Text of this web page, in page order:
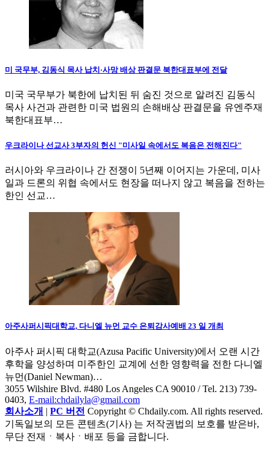
미 국무부, 김동식 목사 납치·사망 배상 판결문 북한대표부에 전달
미국 국무부가 북한에 납치된 뒤 숨진 것으로 알려진 김동식
목사 사건과 관련한 미국 법원의 손해배상 판결문을 유엔주재
북한대표부…
우크라이나 선교사 3부자의 헌신 "미사일 속에서도 복음은 전해진다"
러시아와 우크라이나 간 전쟁이 5년째 이어지는 가운데, 미사
일과 드론의 위협 속에서도 현장을 떠나지 않고 복음을 전하는
한인 선교…
아주사퍼시픽대학교, 다니엘 뉴먼 교수 은퇴감사예배 23 일 개최
아주사 퍼시픽 대학교(Azusa Pacific University)에서 오랜 시간
후학을 양성하며 미주한인 교계에 선한 영향력을 전한 다니엘
뉴먼(Daniel Newman)…
3055 Wilshire Blvd. #480 Los Angeles CA 90010 / Tel. 213) 739-
0403, E-mail:chdailyla@gmail.com
회사소개 | PC 버전 Copyright © Chdaily.com. All rights reserved.
기독일보의 모든 콘텐츠(기사) 는 저작권법의 보호를 받은바,
무단 전재ㆍ복사ㆍ배포 등을 금합니다.